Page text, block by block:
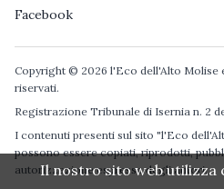
Facebook
Copyright © 2026 l'Eco dell'Alto Molise
riservati.
Registrazione Tribunale di Isernia n. 2
I contenuti presenti sul sito "l'Eco
possono essere copiati, riprodotti,
autorizzazione espressa degli autori.
Il nostro sito web utilizza